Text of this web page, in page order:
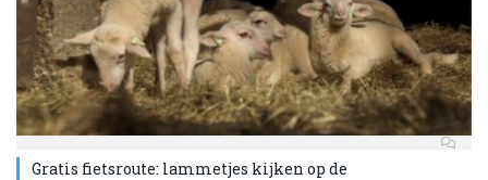
Gratis fietsroute: lammetjes kijken op de